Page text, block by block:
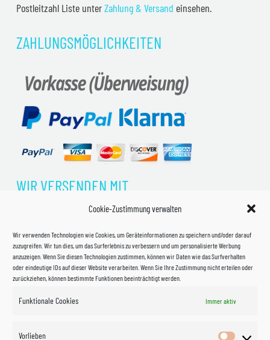
Cookie-Zustimmung verwalten
Wir verwenden Technologien wie Cookies, um Geräteinformationen zu speichern und/oder darauf
zuzugreifen. Wir tun dies, um das Surferlebnis zu verbessern und um personalisierte Werbung
anzuzeigen. Wenn Sie diesen Technologien zustimmen, können wir Daten wie das Surfverhalten
oder eindeutige IDs auf dieser Website verarbeiten. Wenn Sie Ihre Zustimmung nicht erteilen oder
zurückziehen, können bestimmte Funktionen beeinträchtigt werden.
Funktionale Cookies Immer aktiv
Vorlieben
Postleitzahl Liste unterZahlung & Versand einsehen.
ZAHLUNGSMÖGLICHKEITEN
WIR VERSENDEN MIT